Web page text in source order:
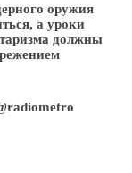
оружия
а уроки
должны